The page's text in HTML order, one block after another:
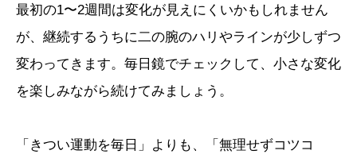
最初の1〜2週間は変化が見えにくいかもしれません
が、継続するうちに二の腕のハリやラインが少しずつ
変わってきます。毎日鏡でチェックして、小さな変化
を楽しみながら続けてみましょう。
「きつい運動を毎日」よりも、「無理せずコツコ